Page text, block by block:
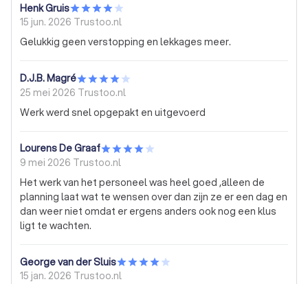
Henk Gruis
15 jun. 2026 Trustoo.nl
Gelukkig geen verstopping en lekkages meer.
D.J.B. Magré
25 mei 2026 Trustoo.nl
Werk werd snel opgepakt en uitgevoerd
Lourens De Graaf
9 mei 2026 Trustoo.nl
Het werk van het personeel was heel goed ,alleen de
planning laat wat te wensen over dan zijn ze er een dag en
dan weer niet omdat er ergens anders ook nog een klus
ligt te wachten.
George van der Sluis
15 jan. 2026 Trustoo.nl